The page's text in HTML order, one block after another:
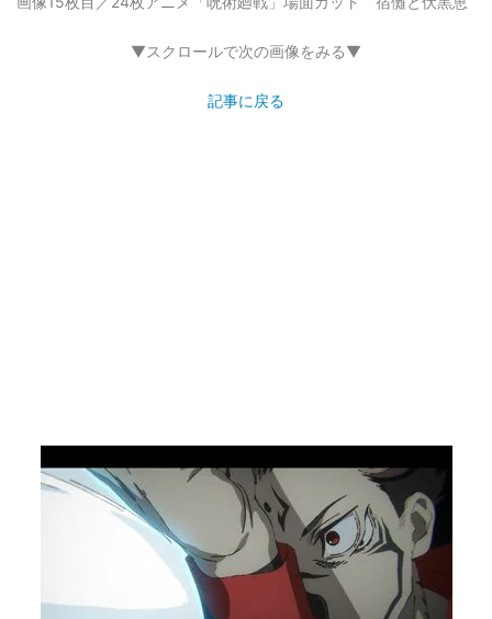
▼スクロールで次の画像をみる▼
記事に戻る